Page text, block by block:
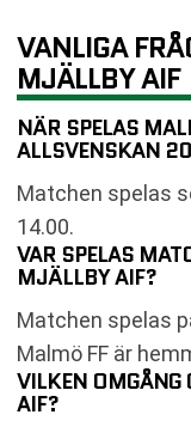
VANLIGA
MJÄLLBY AIF
NÄR SPELAS
ALLSVENSKAN
Matchen spelas
14.00.
VAR SPELAS
MJÄLLBY AIF?
Matchen spelas
Malmö FF är
VILKEN
AIF?